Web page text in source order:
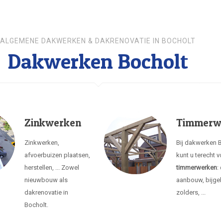
ALGEMENE DAKWERKEN & DAKRENOVATIE IN BOCHOLT
Dakwerken Bocholt
Zinkwerken
Zinkwerken,
afvoerbuizen plaatsen,
herstellen, ... Zowel
nieuwbouw als
dakrenovatie in
Bocholt.
Bij dakwerken
kunt u terecht
timmerwerken:
aanbouw,
zolders, ...